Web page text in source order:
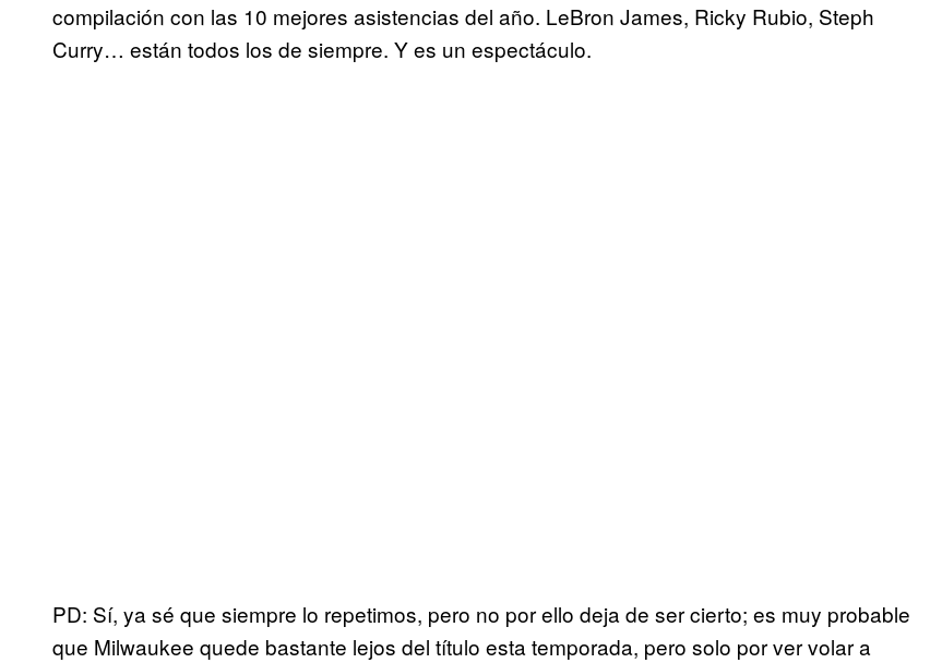
compilación con las 10 mejores asistencias del año. LeBron James, Ricky Rubio, Steph
Curry… están todos los de siempre. Y es un espectáculo.
PD: Sí, ya sé que siempre lo repetimos, pero no por ello deja de ser cierto; es muy probable
que Milwaukee quede bastante lejos del título esta temporada, pero solo por ver volar a